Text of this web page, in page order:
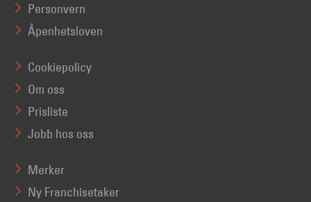
Personvern
Åpenhetsloven
Cookiepolicy
Om oss
Prisliste
Jobb hos oss
Merker
Ny Franchisetaker